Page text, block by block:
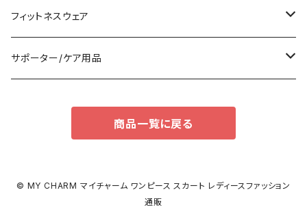
ノースリーブ
パンツドレス
カジュアルバッグ
バックパック
その他
タンクトップ/キャミソール
半袖/5分
ペチコート/ペチパンツ
バンドゥビキニ
ワンピース
スニーカー
ブーツ
その他
フィットネスウェア
セット販売
タイツ
サポーター/ケア用品
商品一覧に戻る
© MY CHARM マイチャーム ワンピース スカート レディースファッション
通販